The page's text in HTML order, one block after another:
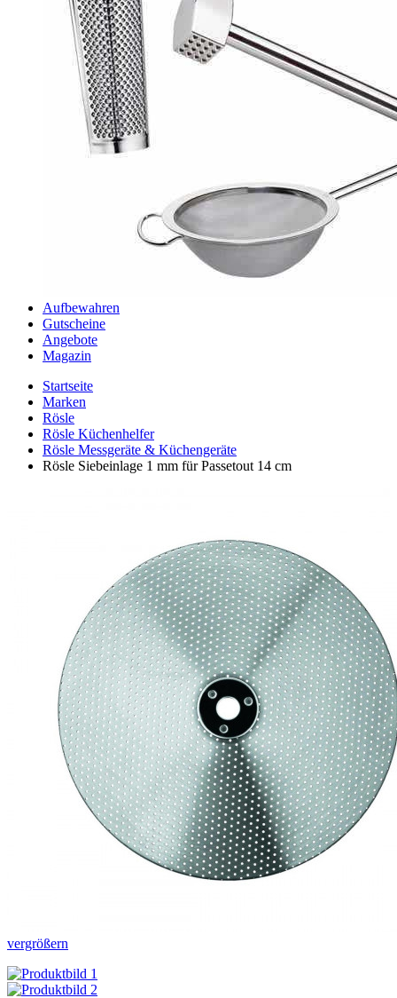
Aufbewahren
Gutscheine
Angebote
Magazin
Startseite
Marken
Rösle
Rösle Küchenhelfer
Rösle Messgeräte & Küchengeräte
Rösle Siebeinlage 1 mm für Passetout 14 cm
vergrößern